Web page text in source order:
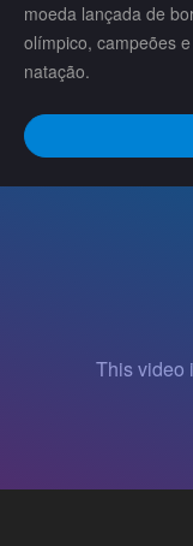
moeda lançada de
olímpico, campeões
natação.